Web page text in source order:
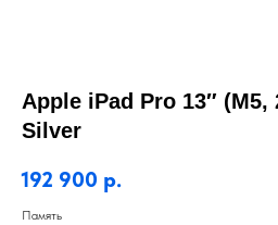
Apple iPad Pro 13″
Silver
192 900 р.
Память